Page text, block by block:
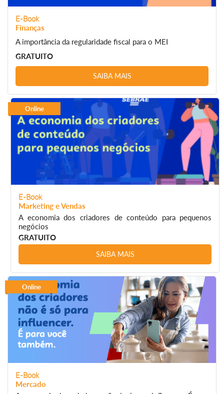
E-Book
Finanças
A importância da regularidade fiscal para o MEI
GRATUITO
SAIBA MAIS
Online
E-Book
Marketing e Vendas
A economia dos criadores de conteúdo para pequenos
negócios
GRATUITO
SAIBA MAIS
Online
E-Book
Mercado